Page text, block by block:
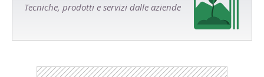
Tecniche, prodotti e servizi dalle aziende